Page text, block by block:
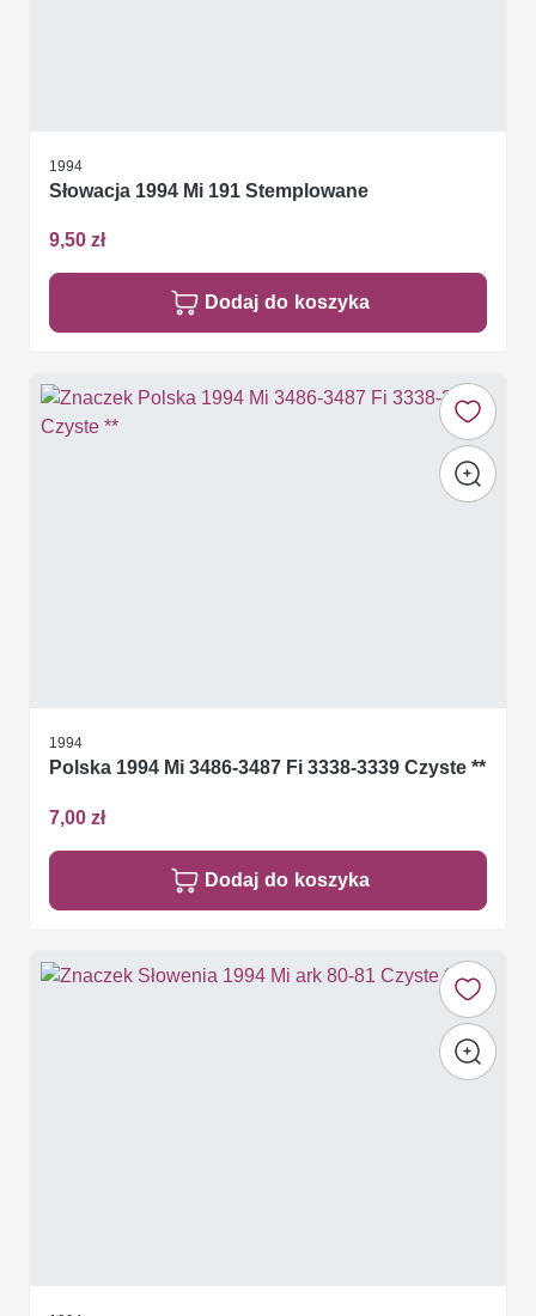
1994
Słowacja 1994 Mi 191 Stemplowane
9,50 zł
Dodaj do koszyka
1994
Polska 1994 Mi 3486-3487 Fi 3338-3339 Czyste **
7,00 zł
Dodaj do koszyka